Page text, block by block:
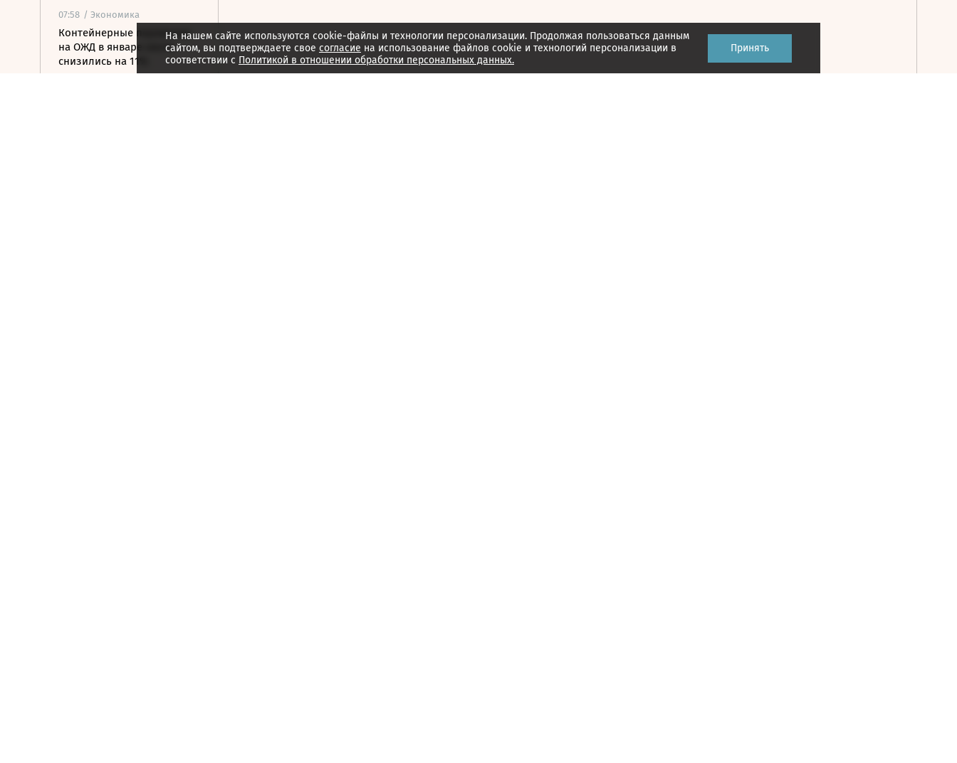
07:58 / Экономика
Контейнерные перевозки
на ОЖД в январе-июле
снизились на 11%
На нашем сайте используются cookie-файлы и технологии персонализации. Продолжая пользоваться данным
сайтом, вы подтверждаете свое согласие на использование файлов cookie и технологий персонализации в
соответствии с Политикой в отношении обработки персональных данных.
Принять